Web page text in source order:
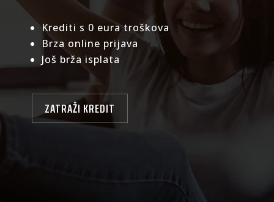
Krediti s 0 eura troškova
Brza online prijava
Još brža isplata
ZATRAŽI KREDIT